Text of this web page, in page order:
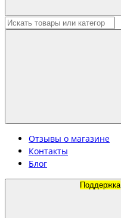
Отзывы о магазине
Контакты
Блог
Поддержка